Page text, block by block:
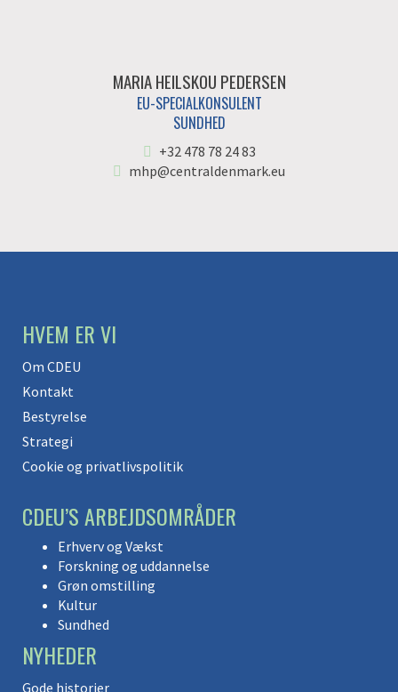
MARIA HEILSKOU PEDERSEN
EU-SPECIALKONSULENT
SUNDHED
+32 478 78 24 83
mhp@centraldenmark.eu
HVEM ER VI
Om CDEU
Kontakt
Bestyrelse
Strategi
Cookie og privatlivspolitik
CDEU’S ARBEJDSOMRÅDER
Erhverv og Vækst
Forskning og uddannelse
Grøn omstilling
Kultur
Sundhed
NYHEDER
Gode historier